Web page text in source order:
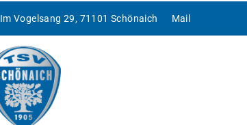
Im Vogelsang 29, 71101 Schönaich Mail